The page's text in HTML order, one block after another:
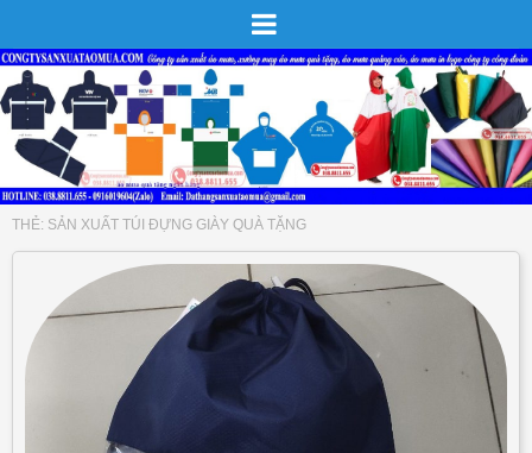
THẺ: SẢN XUẤT TÚI ĐỰNG GIÀY QUÀ TẶNG